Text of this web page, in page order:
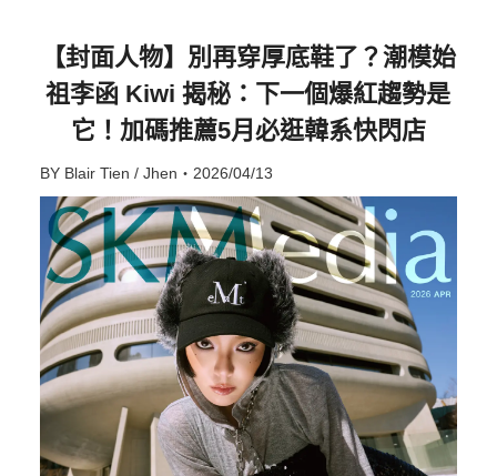
【封面人物】別再穿厚底鞋了？潮模始
祖李函 Kiwi 揭秘：下一個爆紅趨勢是
它！加碼推薦5月必逛韓系快閃店
BY Blair Tien / Jhen・2026/04/13